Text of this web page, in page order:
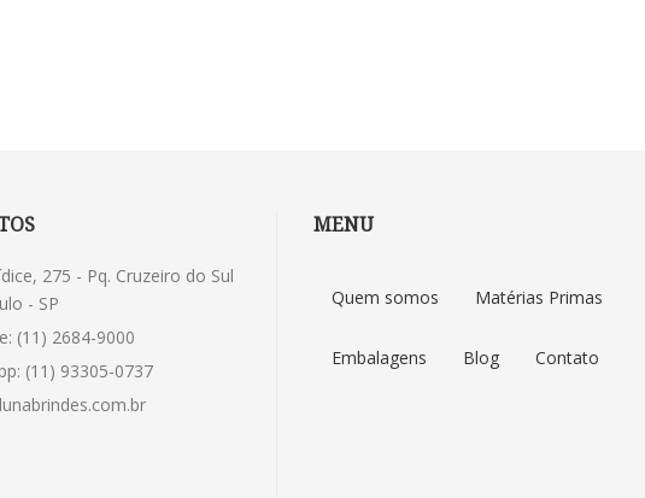
275 - Pq. Cruzeiro do Sul
- SP
(11) 2684-9000
(11) 93305-0737
MENU
Quem somos Matérias Primas
Embalagens Blog Contato